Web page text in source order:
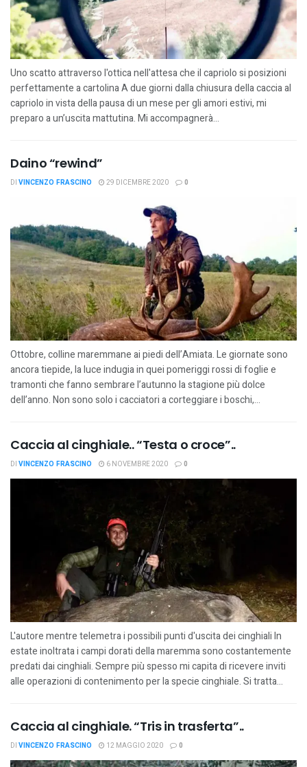
Uno scatto attraverso l'ottica nell'attesa che il capriolo si posizioni
perfettamente a cartolina A due giorni dalla chiusura della caccia al
capriolo in vista della pausa di un mese per gli amori estivi, mi
preparo a un’uscita mattutina. Mi accompagnerà...
Daino “rewind”
DI VINCENZO FRASCINO 29 DICEMBRE 2020 0
Ottobre, colline maremmane ai piedi dell’Amiata. Le giornate sono
ancora tiepide, la luce indugia in quei pomeriggi rossi di foglie e
tramonti che fanno sembrare l’autunno la stagione più dolce
dell’anno. Non sono solo i cacciatori a corteggiare i boschi,...
Caccia al cinghiale.. “Testa o croce”..
DI VINCENZO FRASCINO 6 NOVEMBRE 2020 0
L'autore mentre telemetra i possibili punti d'uscita dei cinghiali In
estate inoltrata i campi dorati della maremma sono costantemente
predati dai cinghiali. Sempre più spesso mi capita di ricevere inviti
alle operazioni di contenimento per la specie cinghiale. Si tratta...
Caccia al cinghiale. “Tris in trasferta”..
DI VINCENZO FRASCINO 12 MAGGIO 2020 0